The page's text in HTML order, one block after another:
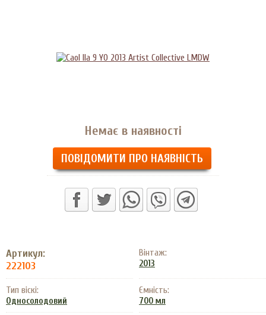
Немає в наявності
ПОВІДОМИТИ ПРО НАЯВНІСТЬ
Артикул:
222103
Вінтаж:
2013
Тип віскі:
Односолодовий
Ємність:
700 мл